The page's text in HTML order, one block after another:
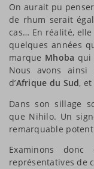
On aurait pu
de rhum serait
cas… En réalité,
quelques années
marque Mhoba qui
Nous avons
d’Afrique du Sud,
Dans son sillage
que Nihilo. Un
remarquable
Examinons
représentatives de